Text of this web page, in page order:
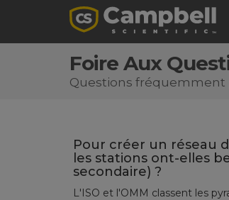
Foire Aux
Questions fréquemment
Pour créer un réseau
les stations ont-elles
secondaire) ?
L'ISO et l'OMM classent les